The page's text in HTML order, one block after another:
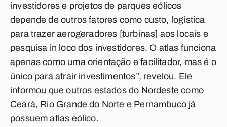
investidores e projetos de parques eólicos
depende de outros fatores como custo, logística
para trazer aerogeradores [turbinas] aos locais e
pesquisa in loco dos investidores. O atlas funciona
apenas como uma orientação e facilitador, mas é o
único para atrair investimentos”, revelou. Ele
informou que outros estados do Nordeste como
Ceará, Rio Grande do Norte e Pernambuco já
possuem atlas eólico.